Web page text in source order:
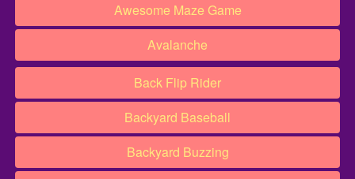
Awesome Maze Game
Avalanche
Back Flip Rider
Backyard Baseball
Backyard Buzzing